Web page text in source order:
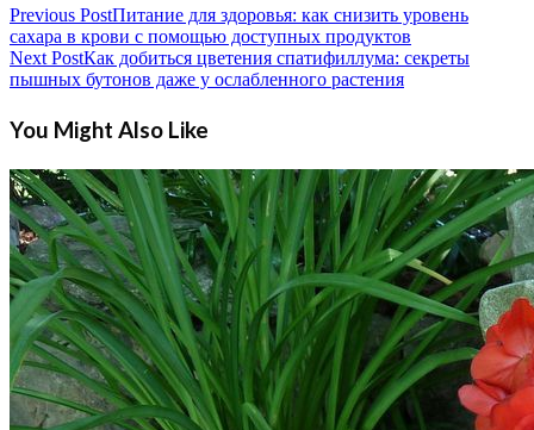
Previous PostПитание для здоровья: как снизить уровень
сахара в крови с помощью доступных продуктов
Next PostКак добиться цветения спатифиллума: секреты
пышных бутонов даже у ослабленного растения
You Might Also Like